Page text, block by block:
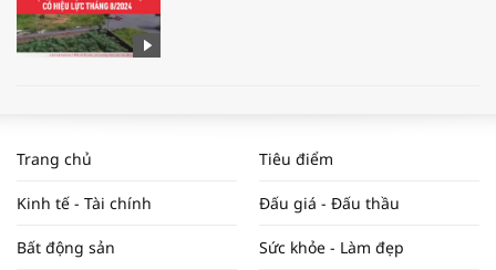
NAM NĂM 2024 VÀ NĂM 2025 | NHỊP
ĐẬP THỊ TRƯỜNG #62
Trang chủ Tiêu điểm
Kinh tế - Tài chính Đấu giá - Đấu thầu
Bất động sản Sức khỏe - Làm đẹp